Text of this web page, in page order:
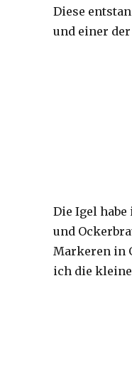
Diese
und einer
Die Igel
und
Markeren in
ich die